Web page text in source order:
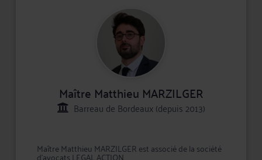
Maître Matthieu MARZILGER
Barreau de Bordeaux (depuis 2013)
Maître Matthieu MARZILGER est associé de la société
d'avocats LEGAL ACTION.